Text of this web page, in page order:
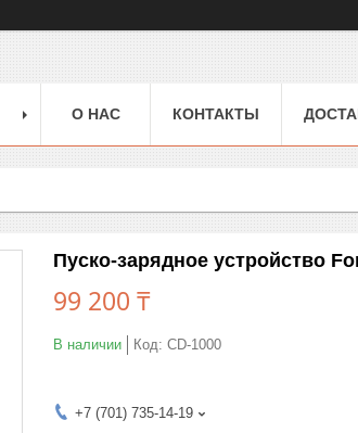
О НАС КОНТАКТЫ
Пуско-зарядное устройство
99 200 ₸
В наличии Код: CD-1000
+7 (701) 735-14-19